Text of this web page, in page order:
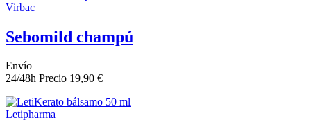
Virbac
Sebomild champú
Envío
24/48h Precio 19,90 €
Letipharma